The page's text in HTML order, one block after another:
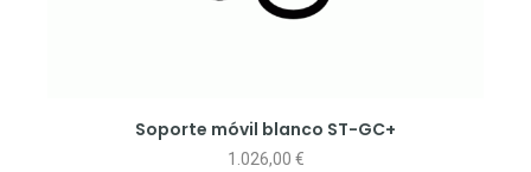
Soporte móvil blanco ST-GC+
1.026,00 €